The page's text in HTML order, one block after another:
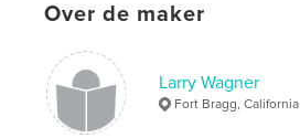
Over de maker
Larry Wagner
Fort Bragg, California